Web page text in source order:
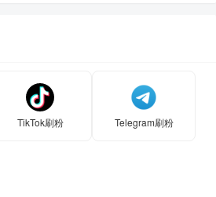
TikTok刷粉 Telegram刷粉